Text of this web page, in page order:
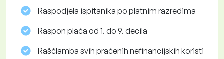
Raspodjela ispitanika po platnim razredima
Raspon plaća od 1. do 9. decila
Raščlamba svih praćenih nefinancijskih koristi